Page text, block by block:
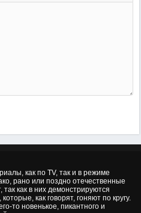
как по TV, так и в режиме
рано или поздно отечественные
как в них демонстрируются
как говорят, гоняют по кругу.
то новенькое, пикантного и